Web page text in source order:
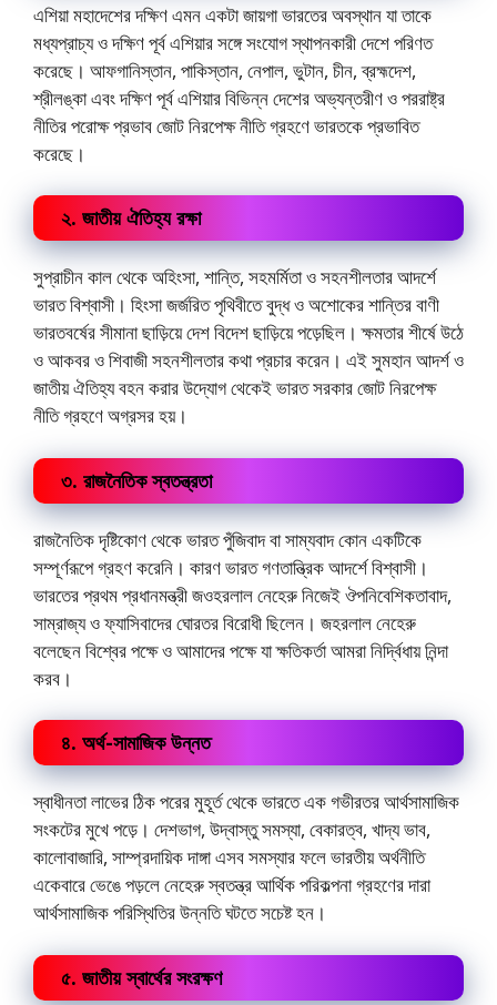
এশিয়া মহাদেশের দক্ষিণ এমন একটা জায়গা ভারতের অবস্থান যা তাকে
মধ্যপ্রাচ্য ও দক্ষিণ পূর্ব এশিয়ার সঙ্গে সংযোগ স্থাপনকারী দেশে পরিণত
করেছে। আফগানিস্তান, পাকিস্তান, নেপাল, ভুটান, চীন, ব্রহ্মদেশ,
শ্রীলঙ্কা এবং দক্ষিণ পূর্ব এশিয়ার বিভিন্ন দেশের অভ্যন্তরীণ ও পররাষ্ট্র
নীতির পরোক্ষ প্রভাব জোট নিরপেক্ষ নীতি গ্রহণে ভারতকে প্রভাবিত
করেছে।
২. জাতীয় ঐতিহ্য রক্ষা
সুপ্রাচীন কাল থেকে অহিংসা, শান্তি, সহমর্মিতা ও সহনশীলতার আদর্শে
ভারত বিশ্বাসী। হিংসা জর্জরিত পৃথিবীতে বুদ্ধ ও অশোকের শান্তির বাণী
ভারতবর্ষের সীমানা ছাড়িয়ে দেশ বিদেশ ছাড়িয়ে পড়েছিল। ক্ষমতার শীর্ষে উঠে
ও আকবর ও শিবাজী সহনশীলতার কথা প্রচার করেন। এই সুমহান আদর্শ ও
জাতীয় ঐতিহ্য বহন করার উদ্যোগ থেকেই ভারত সরকার জোট নিরপেক্ষ
নীতি গ্রহণে অগ্রসর হয়।
৩. রাজনৈতিক স্বতন্ত্রতা
রাজনৈতিক দৃষ্টিকোণ থেকে ভারত পুঁজিবাদ বা সাম্যবাদ কোন একটিকে
সম্পূর্ণরূপে গ্রহণ করেনি। কারণ ভারত গণতান্ত্রিক আদর্শে বিশ্বাসী।
ভারতের প্রথম প্রধানমন্ত্রী জওহরলাল নেহেরু নিজেই ঔপনিবেশিকতাবাদ,
সাম্রাজ্য ও ফ্যাসিবাদের ঘোরতর বিরোধী ছিলেন। জহরলাল নেহেরু
বলেছেন বিশ্বের পক্ষে ও আমাদের পক্ষে যা ক্ষতিকর্তা আমরা নির্দ্বিধায় নিন্দা
করব।
৪. অর্থ-সামাজিক উন্নত
স্বাধীনতা লাভের ঠিক পরের মুহূর্ত থেকে ভারতে এক গভীরতর আর্থসামাজিক
সংকটের মুখে পড়ে। দেশভাগ, উদ্বাস্তু সমস্যা, বেকারত্ব, খাদ্য ভাব,
কালোবাজারি, সাম্প্রদায়িক দাঙ্গা এসব সমস্যার ফলে ভারতীয় অর্থনীতি
একেবারে ভেঙে পড়লে নেহেরু স্বতন্ত্র আর্থিক পরিকল্পনা গ্রহণের দারা
আর্থসামাজিক পরিস্থিতির উন্নতি ঘটতে সচেষ্ট হন।
৫. জাতীয় স্বার্থের সংরক্ষণ